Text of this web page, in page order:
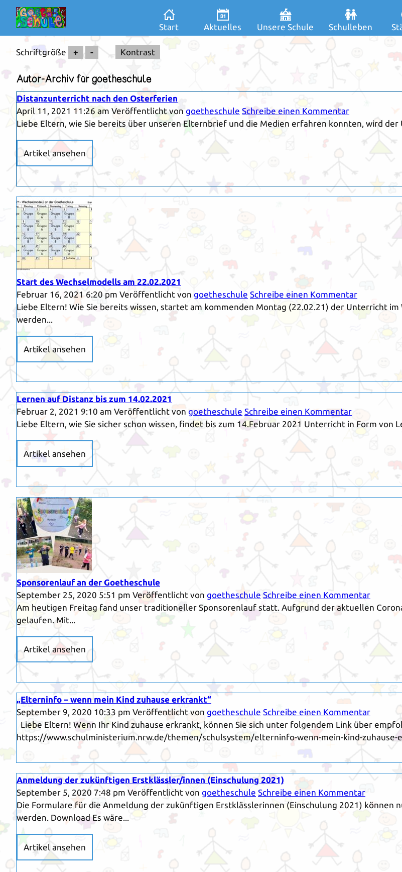
Start Aktuelles Unsere Schule Schulleben
Schriftgröße + - Kontrast
Autor-Archiv für goetheschule
Distanzunterricht nach den Osterferien
April 11, 2021 11:26 am Veröffentlicht von goetheschule Schreibe einen Kommentar
Liebe Eltern, wie Sie bereits über unseren Elternbrief und die Medien erfahren konnten, wird
Artikel ansehen
Start des Wechselmodells am 22.02.2021
Februar 16, 2021 6:20 pm Veröffentlicht von goetheschule Schreibe einen Kommentar
Liebe Eltern! Wie Sie bereits wissen, startet am kommenden Montag (22.02.21) der Unterricht
werden...
Artikel ansehen
Lernen auf Distanz bis zum 14.02.2021
Februar 2, 2021 9:10 am Veröffentlicht von goetheschule Schreibe einen Kommentar
Liebe Eltern, wie Sie sicher schon wissen, findet bis zum 14.Februar 2021 Unterricht in Form von
Artikel ansehen
Sponsorenlauf an der Goetheschule
September 25, 2020 5:51 pm Veröffentlicht von goetheschule Schreibe einen Kommentar
Am heutigen Freitag fand unser traditioneller Sponsorenlauf statt. Aufgrund der aktuellen
gelaufen. Mit...
Artikel ansehen
„Elterninfo – wenn mein Kind zuhause erkrankt“
September 9, 2020 10:33 pm Veröffentlicht von goetheschule Schreibe einen Kommentar
Liebe Eltern! Wenn Ihr Kind zuhause erkrankt, können Sie sich unter folgendem Link über
https://www.schulministerium.nrw.de/themen/schulsystem/elterninfo-wenn-mein-kind-
Anmeldung der zukünftigen Erstklässler/innen (Einschulung 2021)
September 5, 2020 7:48 pm Veröffentlicht von goetheschule Schreibe einen Kommentar
Die Formulare für die Anmeldung der zukünftigen Erstklässlerinnen (Einschulung 2021) können
werden. Download Es wäre...
Artikel ansehen